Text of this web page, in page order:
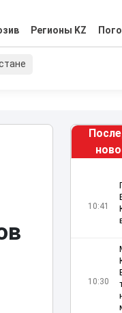
Регионы KZ
10:41
10:30